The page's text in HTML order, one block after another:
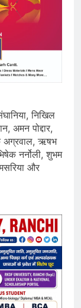
निखिल
अमन पोद्दार,
अग्रवाल, ऋषभ
नर्नोली, शुभम
और